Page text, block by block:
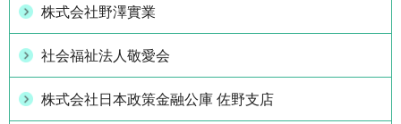
株式会社野澤實業
社会福祉法人敬愛会
株式会社日本政策金融公庫 佐野支店